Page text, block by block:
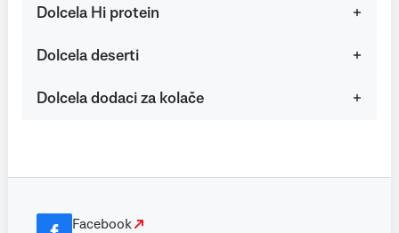
Dolcela Hi protein
Dolcela deserti
Dolcela dodaci za kolače
Facebook